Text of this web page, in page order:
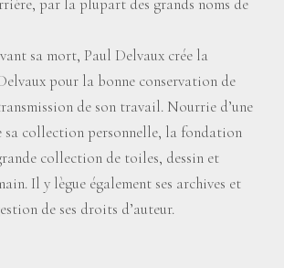
par la plupart des grands noms de
sa mort, Paul Delvaux crée la
pour la bonne conservation de
de son travail. Nourrie d’une
sa collection personnelle, la fondation
collection de toiles, dessin et
Il y lègue également ses archives et
de ses droits d’auteur.